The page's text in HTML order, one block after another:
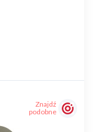
Znajdź
podobne